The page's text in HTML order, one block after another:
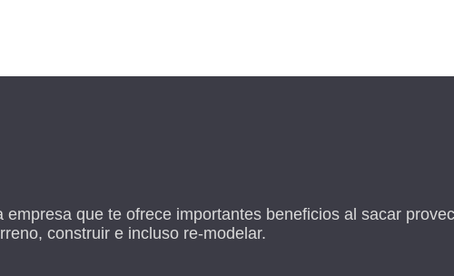
empresa que te ofrece importantes beneficios al sacar
construir e incluso re-modelar.